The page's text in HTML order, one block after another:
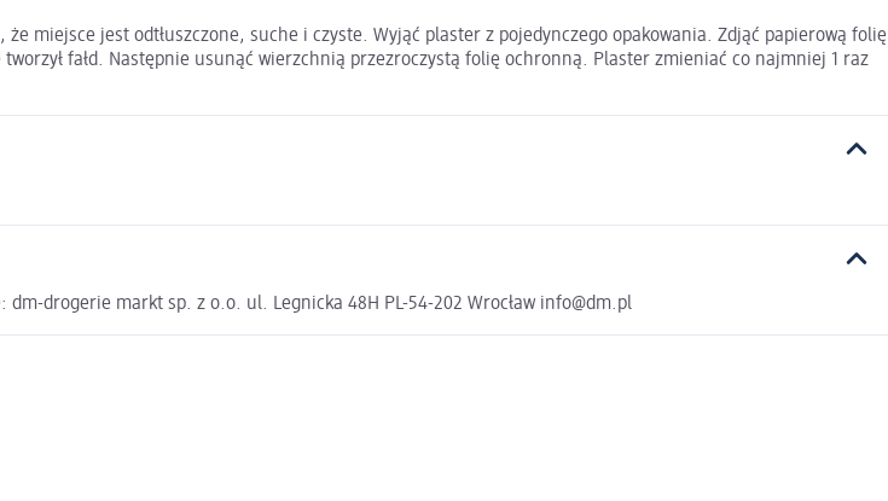
miejsce jest odtłuszczone, suche i czyste. Wyjąć plaster z pojedynczego opakowania. Zdjąć papierową folię
fałd. Następnie usunąć wierzchnią przezroczystą folię ochronną. Plaster zmieniać co najmniej 1 raz
drogerie markt sp. z o.o. ul. Legnicka 48H PL-54-202 Wrocław info@dm.pl